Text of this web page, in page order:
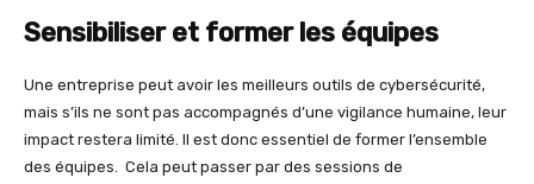
Sensibiliser et former les équipes
Une entreprise peut avoir les meilleurs outils de cybersécurité,
mais s’ils ne sont pas accompagnés d’une vigilance humaine, leur
impact restera limité. Il est donc essentiel de former l’ensemble
des équipes. Cela peut passer par des sessions de